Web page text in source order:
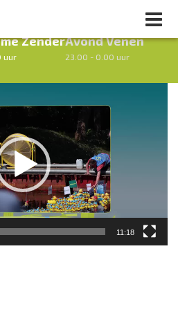
Zender
uur
Avond Venen
23.00 - 0.00 uur
uur 1 van 0
11:18